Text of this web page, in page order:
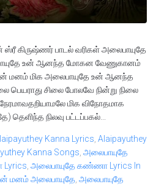
கிருஷ்ணர் பாடல் வரிகள் அலைபாயுதே
உன் ஆனந்த மோகன வேணுகானம்
மனம் மிக அலைபாயுதே உன் ஆனந்த
சிலை போலவே நின்று நிலை
மிக விநோதமாக
தெளிந்த நிலவு பட்டப்பகல்...
Kanna Lyrics Alaipayuthey
Kanna Songs அலைபாயுதே
அலைபாயுதே கண்ணா Lyrics In
மனம் அலைபாயுதே அலைபாயுதே